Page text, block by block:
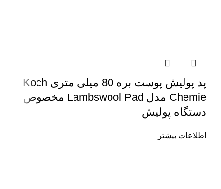
پد پولیش پوست بره 80 میلی متری Koch
Chemie مدل Lambswool Pad مخصوص
دستگاه پولیش
اطلاعات بیشتر